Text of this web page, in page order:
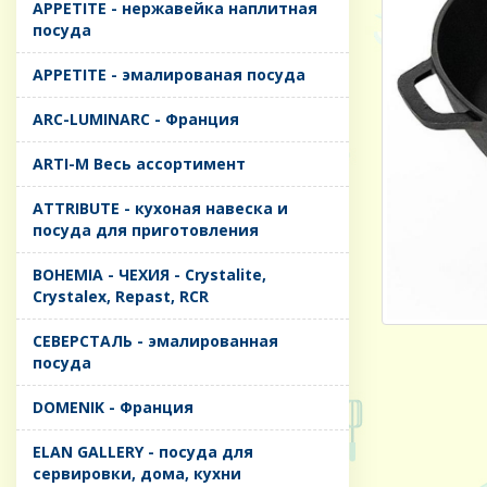
APPETITE - нержавейка наплитная
посуда
APPETITE - эмалированая посуда
ARC-LUMINARC - Франция
ARTI-M Весь ассортимент
ATTRIBUTE - кухоная навеска и
посуда для приготовления
BOHEMIA - ЧЕХИЯ - Crystalite,
Crystalex, Repast, RCR
CЕВЕРСТАЛЬ - эмалированная
посуда
DOMENIK - Франция
ELAN GALLERY - посуда для
сервировки, дома, кухни